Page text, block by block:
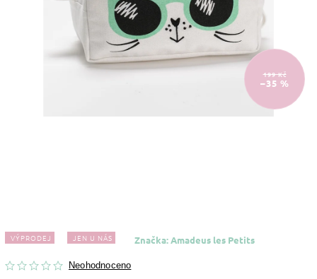
199 Kč
–35 %
VÝPRODEJ JEN U NÁS
Neohodnoceno
Značka:Amadeus les Petits